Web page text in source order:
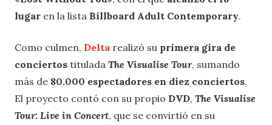
lugar en la lista Billboard Adult Contemporary.
Como culmen, Delta realizó su primera gira de
conciertos titulada The Visualise Tour, sumando
más de 80.000 espectadores en diez conciertos.
El proyecto contó con su propio DVD, The Visualise
Tour: Live in Concert, que se convirtió en su